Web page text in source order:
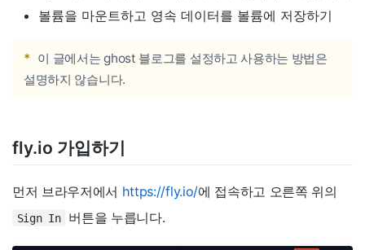
볼륨을 마운트하고 영속 데이터를 볼륨에 저장하기
* 이 글에서는 ghost 블로그를 설정하고 사용하는 방법은
설명하지 않습니다.
fly.io 가입하기
먼저 브라우저에서 https://fly.io/에 접속하고 오른쪽 위의
Sign In 버튼을 누릅니다.